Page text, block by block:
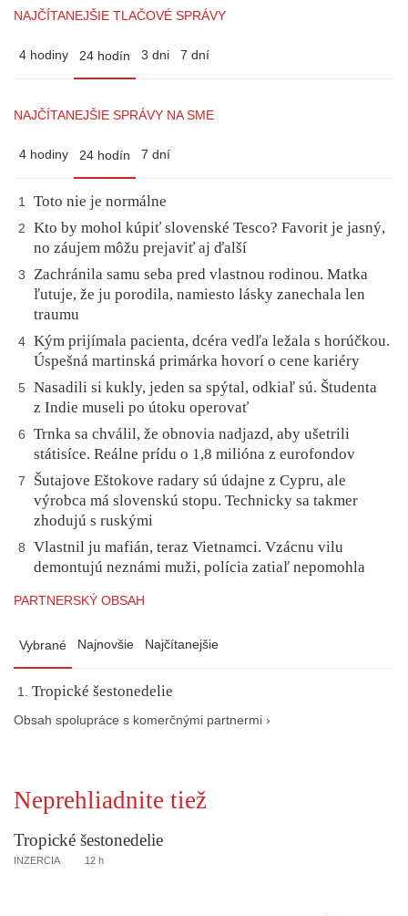
NAJČÍTANEJŠIE TLAČOVÉ SPRÁVY
4 hodiny 24 hodín 3 dni 7 dní
NAJČÍTANEJŠIE SPRÁVY NA SME
4 hodiny 24 hodín 7 dní
1 Toto nie je normálne
2
Kto by mohol kúpiť slovenské Tesco? Favorit je jasný,
no záujem môžu prejaviť aj ďalší
3
Zachránila samu seba pred vlastnou rodinou. Matka
ľutuje, že ju porodila, namiesto lásky zanechala len
traumu
4 Kým prijímala pacienta, dcéra vedľa ležala s horúčkou.
Úspešná martinská primárka hovorí o cene kariéry
5
Nasadili si kukly, jeden sa spýtal, odkiaľ sú. Študenta
z Indie museli po útoku operovať
6
Trnka sa chválil, že obnovia nadjazd, aby ušetrili
státisíce. Reálne prídu o 1,8 milióna z eurofondov
7
Šutajove Eštokove radary sú údajne z Cypru, ale
výrobca má slovenskú stopu. Technicky sa takmer
zhodujú s ruskými
8
Vlastnil ju mafián, teraz Vietnamci. Vzácnu vilu
demontujú neznámi muži, polícia zatiaľ nepomohla
PARTNERSKÝ OBSAH
Vybrané Najnovšie Najčítanejšie
Tropické šestonedelie
Obsah spolupráce s komerčnými partnermi ›
Neprehliadnite tiež
Tropické šestonedelie
INZERCIA 12 h